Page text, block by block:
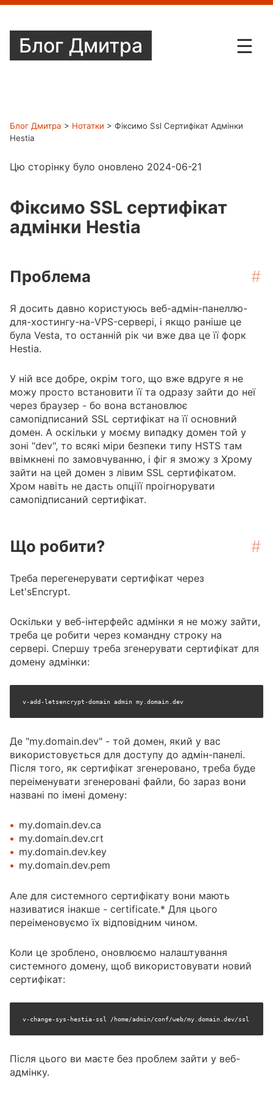
Блог Дмитра ☰
Блог
Нотатки
Блог Дмитра > Нотатки > Фіксимо Ssl Сертифікат Адмінки
Hestia
Цю сторінку було оновлено 2024-06-21
Фіксимо SSL сертифікат
адмінки Hestia
#
Проблема
Я досить давно користуюсь веб-адмін-панеллю-
для-хостингу-на-VPS-сервері, і якщо раніше це
була Vesta, то останній рік чи вже два це її форк
Hestia.
У ній все добре, окрім того, що вже вдруге я не
можу просто встановити її та одразу зайти до неї
через браузер - бо вона встановлює
самопідписаний SSL сертифікат на її основний
домен. А оскільки у моєму випадку домен той у
зоні "dev", то всякі міри безпеки типу HSTS там
ввімкнені по замовчуванню, і фіг я зможу з Хрому
зайти на цей домен з лівим SSL сертифікатом.
Хром навіть не дасть опціїї проігнорувати
самопідписаний сертифікат.
#
Що робити?
Треба перегенерувати сертифікат через
Let'sEncrypt.
Оскільки у веб-інтерфейс адмінки я не можу зайти,
треба це робити через командну строку на
сервері. Спершу треба згенерувати сертифікат для
домену адмінки:
v-add-letsencrypt-domain admin my.domain.dev
Де "my.domain.dev" - той домен, який у вас
використовується для доступу до адмін-панелі.
Після того, як сертифікат згенеровано, треба буде
переіменувати згенеровані файли, бо зараз вони
названі по імені домену:
my.domain.dev.ca
my.domain.dev.crt
my.domain.dev.key
my.domain.dev.pem
Але для системного сертифікату вони мають
називатися інакше - certificate.* Для цього
переіменовуємо їх відповідним чином.
Коли це зроблено, оновлюємо налаштування
системного домену, щоб використовувати новий
сертифікат:
v-change-sys-hestia-ssl /home/admin/conf/web/my.domain.dev/ssl
Після цього ви маєте без проблем зайти у веб-
адмінку.